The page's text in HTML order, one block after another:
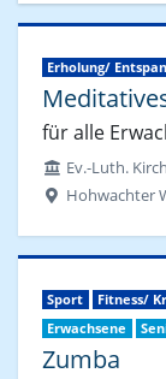
Erholung/
für alle
Ev.-Luth.
Hohwachter
Sport Fitness/
Erwachsene
Zumba